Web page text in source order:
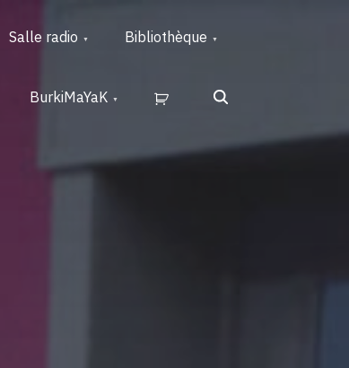
Salle radio Bibliothèque
BurkiMaYaK Search